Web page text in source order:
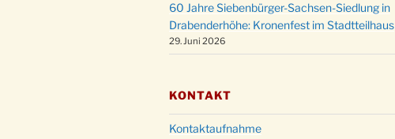
60 Jahre Siebenbürger-Sachsen-Siedlung in
Drabenderhöhe: Kronenfest im Stadtteilhaus
29. Juni 2026
KONTAKT
Kontaktaufnahme